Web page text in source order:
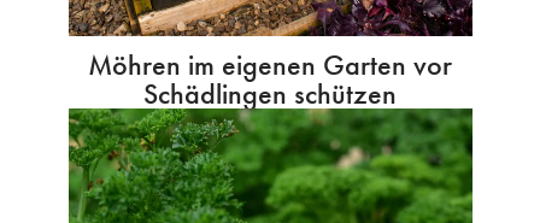
Möhren im eigenen Garten vor
Schädlingen schützen